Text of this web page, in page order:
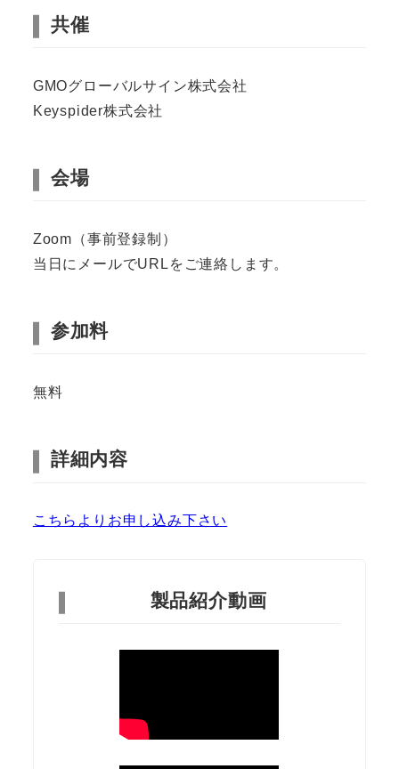
共催
GMOグローバルサイン株式会社
Keyspider株式会社
会場
Zoom（事前登録制）
当日にメールでURLをご連絡します。
参加料
無料
詳細内容
こちらよりお申し込み下さい
製品紹介動画